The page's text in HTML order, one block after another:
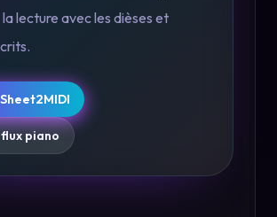
lecture avec les dièses et
piano